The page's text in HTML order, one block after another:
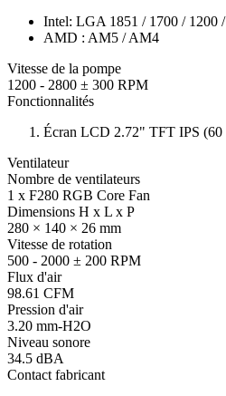
Intel: LGA 1851 / 1700 / 1200
AMD : AM5 / AM4
Vitesse de la pompe
1200 - 2800 ± 300 RPM
Fonctionnalités
Écran LCD 2.72" TFT IPS (60
Ventilateur
Nombre de ventilateurs
1 x F280 RGB Core Fan
Dimensions H x L x P
280 × 140 × 26 mm
Vitesse de rotation
500 - 2000 ± 200 RPM
Flux d'air
98.61 CFM
Pression d'air
3.20 mm-H2O
Niveau sonore
34.5 dBA
Contact fabricant